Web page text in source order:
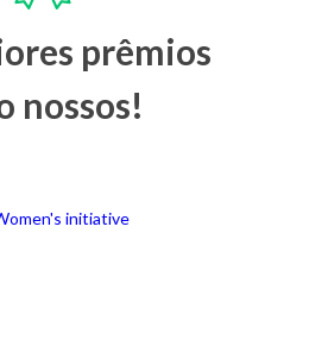
prêmios
nossos!